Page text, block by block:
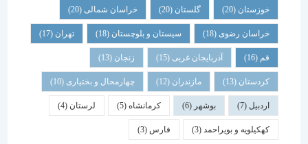
خوزستان(20) گلستان (20) خراسان شمالی(20)
خراسان رضوی(18) سیستان و بلوچستان(18) تهران
آذربایجان غربی(15) زنجان
کردستان(13) مازندران(12) چهارمحال و بختیاری (10)
بوشهر کرمانشاه(5) لرستان (4)
کهکیلویه و بویراحمد(3) فارس